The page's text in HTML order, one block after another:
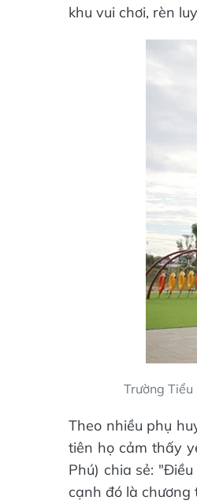
khu vui chơi, rèn
Trường
Theo nhiều phụ
tiên họ cảm thấy
Phú) chia sẻ:
cạnh đó là